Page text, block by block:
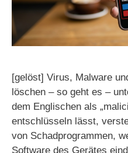
[gelöst] Virus, Malware
löschen – so geht es –
dem Englischen als
entschlüsseln lässt,
von Schadprogrammen,
Software des Gerätes